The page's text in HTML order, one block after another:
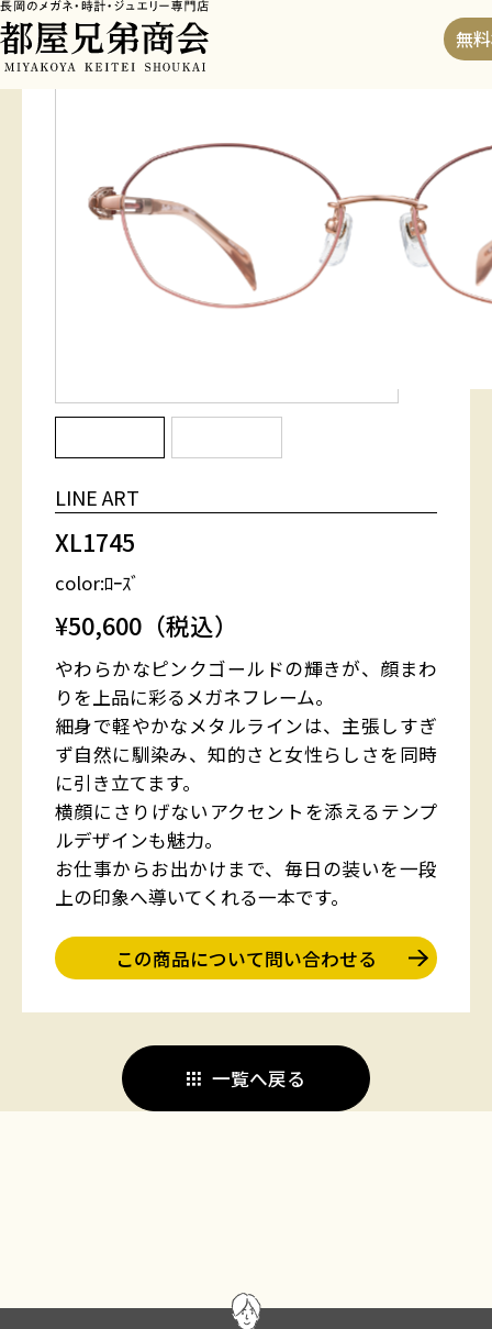
無
HOME> フレーム >XL1745
LINE ART
XL1745
color:ﾛｰｽﾞ
¥50,600（税込）
やわらかなピンクゴールドの輝きが、顔まわ
りを上品に彩るメガネフレーム。
細身で軽やかなメタルラインは、主張しすぎ
ず自然に馴染み、知的さと女性らしさを同時
に引き立てます。
横顔にさりげないアクセントを添えるテンプ
ルデザインも魅力。
お仕事からお出かけまで、毎日の装いを一段
上の印象へ導いてくれる一本です。
この商品について問い合わせる
一覧へ戻る